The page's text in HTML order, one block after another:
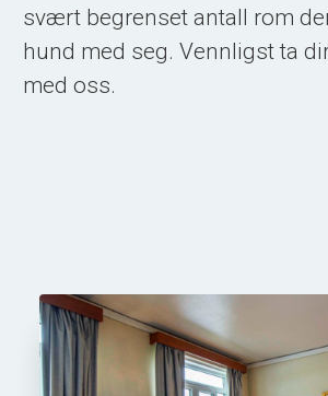
svært begrenset antall rom
hund med seg. Vennligst ta
med oss.